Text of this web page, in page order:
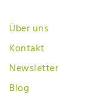
Über uns
Kontakt
Newsletter
Blog